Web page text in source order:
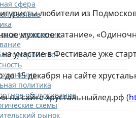
сфера
реклама
управление
политика
обслуживание
схемы
рынок
любители из
мужское катание»,
участие в Фестивале уже
15 декабря на сайте
на сайте хрустальныйлед.рф (